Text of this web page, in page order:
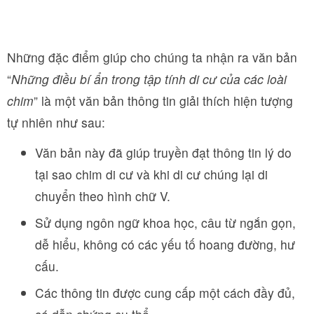
Những đặc điểm giúp cho chúng ta nhận ra văn bản
“Những điều bí ẩn trong tập tính di cư của các loài
chim” là một văn bản thông tin giải thích hiện tượng
tự nhiên như sau:
Văn bản này đã giúp truyền đạt thông tin lý do
tại sao chim di cư và khi di cư chúng lại di
chuyển theo hình chữ V.
Sử dụng ngôn ngữ khoa học, câu từ ngắn gọn,
dễ hiểu, không có các yếu tố hoang đường, hư
cấu.
Các thông tin được cung cấp một cách đầy đủ,